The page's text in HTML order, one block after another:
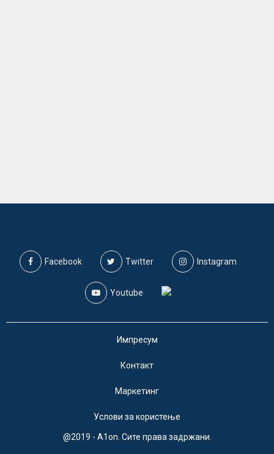
Facebook Twitter Instagram
Youtube
Импресум
Контакт
Маркетинг
Услови за користење
@2019 - A1on. Сите права задржани.